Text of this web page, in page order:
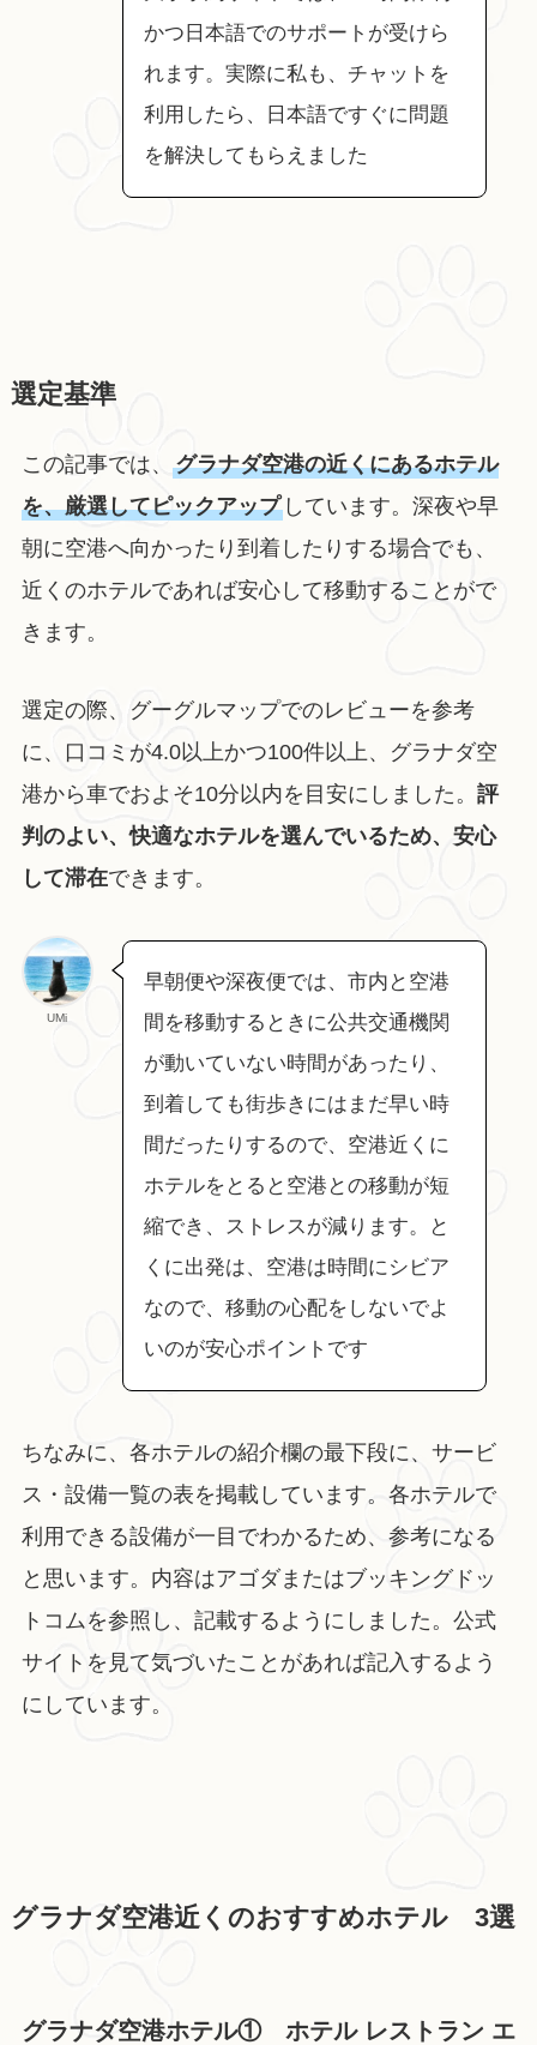
かつ日本語でのサポートが受けら
れます。実際に私も、チャットを
利用したら、日本語ですぐに問題
を解決してもらえました
選定基準
この記事では、 グラナダ空港の近くにあるホテル
を、厳選してピックアップしています。深夜や早
朝に空港へ向かったり到着したりする場合でも、
近くのホテルであれば安心して移動することがで
きます。
選定の際、グーグルマップでのレビューを参考
に、口コミが4.0以上かつ100件以上、グラナダ空
港から車でおよそ10分以内を目安にしました。 評
判のよい、快適なホテルを選んでいるため、安心
して滞在できます。
UMi
早朝便や深夜便では、市内と空港
間を移動するときに公共交通機関
が動いていない時間があったり、
到着しても街歩きにはまだ早い時
間だったりするので、空港近くに
ホテルをとると空港との移動が短
縮でき、ストレスが減ります。と
くに出発は、空港は時間にシビア
なので、移動の心配をしないでよ
いのが安心ポイントです
ちなみに、各ホテルの紹介欄の最下段に、サービ
ス・設備一覧の表を掲載しています。各ホテルで
利用できる設備が一目でわかるため、参考になる
と思います。内容はアゴダまたはブッキングドッ
トコムを参照し、記載するようにしました。公式
サイトを見て気づいたことがあれば記入するよう
にしています。
グラナダ空港近くのおすすめホテル 3選
グラナダ空港ホテル① ホテル レストラン エ